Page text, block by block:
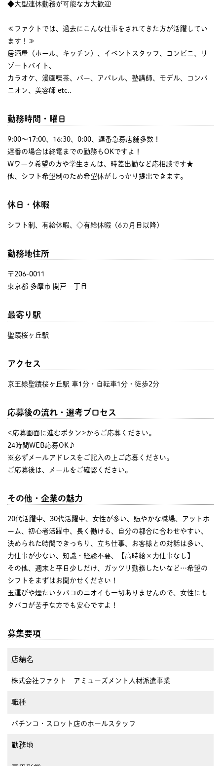
◆大型連休勤務が可能な方大歓迎
≪ファクトでは、過去にこんな仕事をされてきた方が活躍してい
ます！≫
居酒屋（ホール、キッチン）、イベントスタッフ、コンビニ、リ
ゾートバイト、
カラオケ、漫画喫茶、バー、アパレル、塾講師、モデル、コンパ
ニオン、美容師 etc..
勤務時間・曜日
9:00〜17:00、16:30、0:00、遅番急募店舗多数！
遅番の場合は終電までの勤務もOKですよ！
Wワーク希望の方や学生さんは、時差出勤など応相談です★
他、シフト希望制のため希望休がしっかり提出できます。
休日・休暇
シフト制、有給休暇、◇有給休暇（6カ月目以降）
勤務地住所
〒206-0011
東京都 多摩市 関戸一丁目
最寄り駅
聖蹟桜ヶ丘駅
アクセス
京王線聖蹟桜ヶ丘駅 車1分・自転車1分・徒歩2分
応募後の流れ・選考プロセス
<応募画面に進むボタン>からご応募ください。
24時間WEB応募OK♪
※必ずメールアドレスをご記入の上ご応募ください。
ご応募後は、メールをご確認ください。
その他・企業の魅力
20代活躍中、30代活躍中、女性が多い、賑やかな職場、アットホ
ーム、初心者活躍中、長く働ける、自分の都合に合わせやすい、
決められた時間できっちり、立ち仕事、お客様との対話は多い、
力仕事が少ない、知識・経験不要、【高時給×力仕事なし】
その他、週末と平日少しだけ、ガッツリ勤務したいなど…希望の
シフトをまずはお聞かせください！
玉運びや煙たいタバコのニオイも一切ありませんので、女性にも
タバコが苦手な方でも安心ですよ！
募集要項
店舗名
株式会社ファクト アミューズメント人材派遣事業
職種
パチンコ・スロット店のホールスタッフ
勤務地